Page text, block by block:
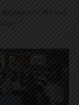
del seu